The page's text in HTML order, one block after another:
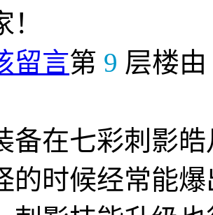
留言第 9 层楼由
备在七彩刺影
的时候经常能